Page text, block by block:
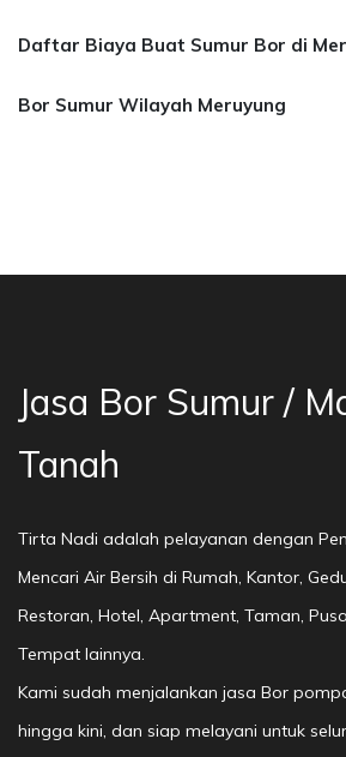
Daftar Biaya Buat Sumur Bor di
Bor Sumur Wilayah Meruyung
Jasa Bor Sumur /
Tanah
Tirta Nadi adalah pelayanan dengan
Mencari Air Bersih di Rumah, Kantor,
Restoran, Hotel, Apartment, Taman,
Tempat lainnya.
Kami sudah menjalankan jasa Bor
hingga kini, dan siap melayani untuk